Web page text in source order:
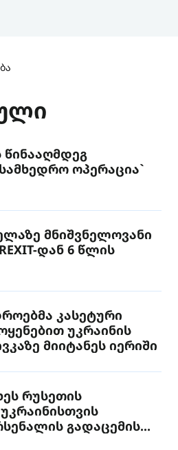
წინააღმდეგ
ოპერაცია`
მნიშვნელოვანი
დან 6 წლის
კასეტური
უკრაინის
მიიტანეს იერიში
რუსეთის
გადაცემის